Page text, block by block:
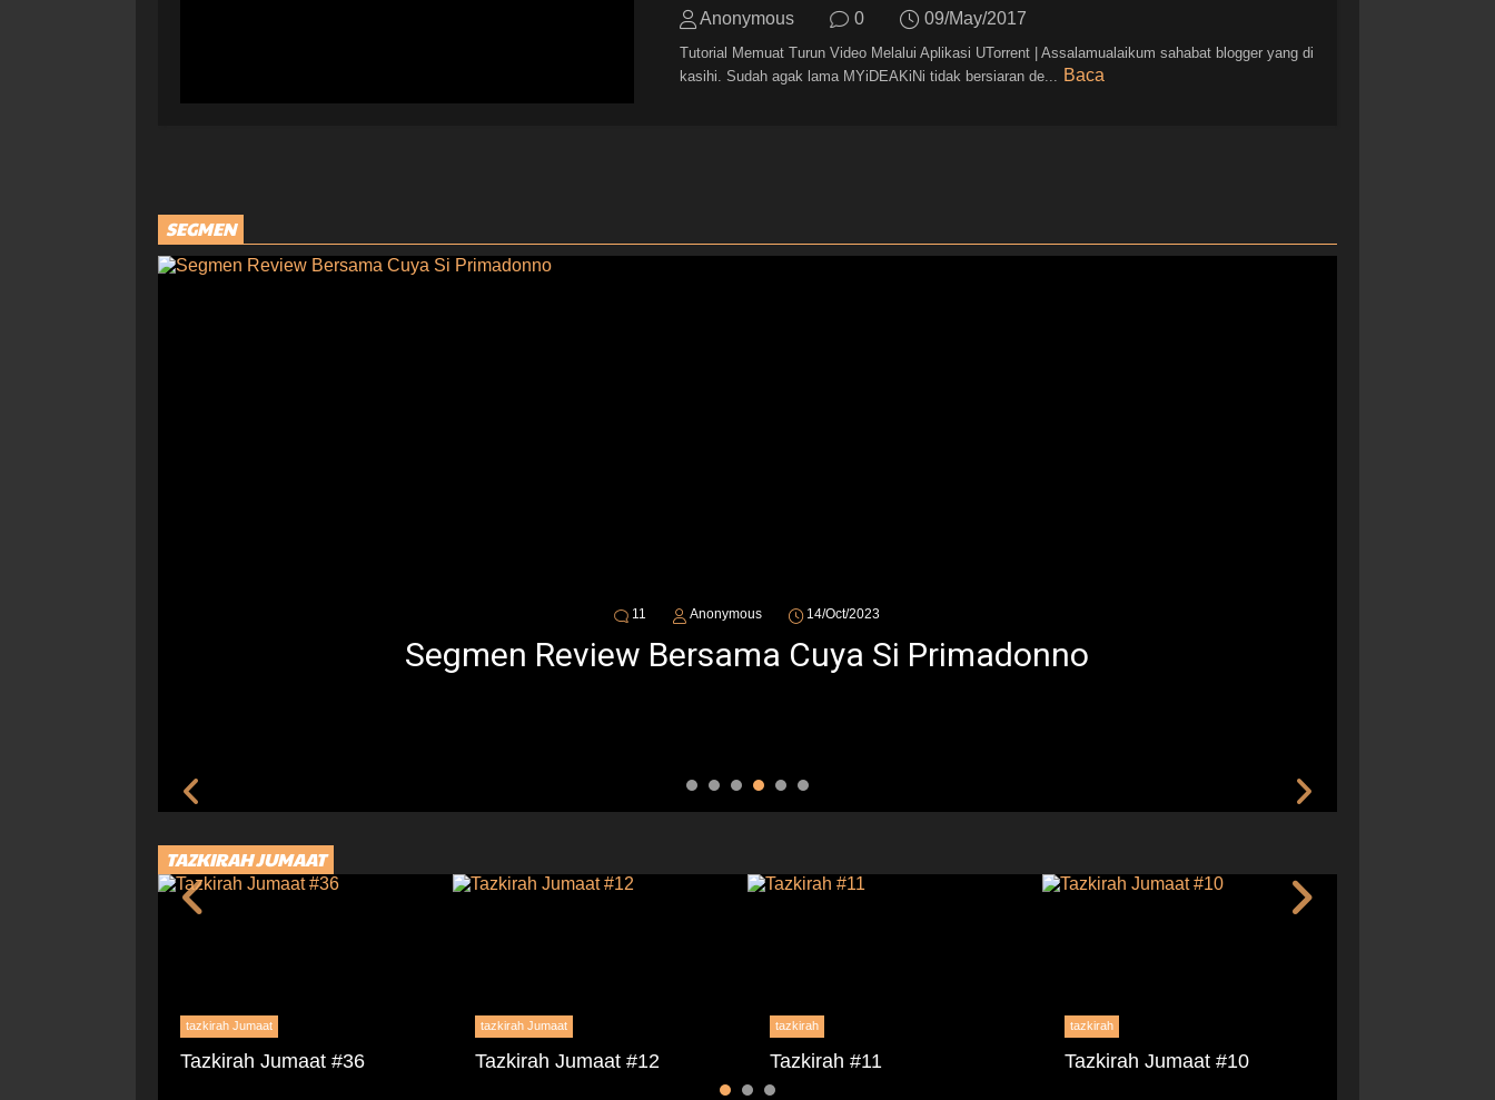
Anonymous 0 09/May/2017
Tutorial Memuat Turun Video Melalui Aplikasi UTorrent | Assalamualaikum sahabat blogger yang di
kasihi. Sudah agak lama MYiDEAKiNi tidak bersiaran de...
Baca
SEGMEN
11 Anonymous 14/Oct/2023
Segmen Review Bersama Cuya Si Primadonno
TAZKIRAH JUMAAT
tazkirah Jumaat
Tazkirah Jumaat #36
tazkirah Jumaat
Tazkirah Jumaat #12
tazkirah
Tazkirah #11
tazkirah
Tazkirah Jumaat #10